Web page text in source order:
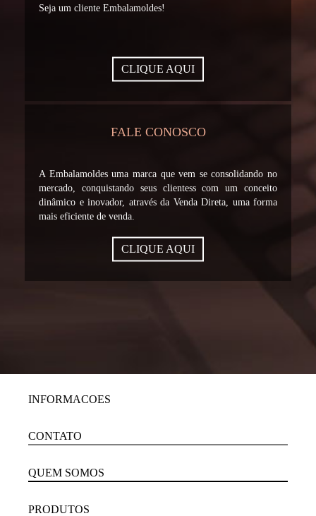
Seja um cliente Embalamoldes!
CLIQUE AQUI
FALE CONOSCO
A Embalamoldes uma marca que vem se consolidando no
mercado, conquistando seus clientess com um conceito
dinâmico e inovador, através da Venda Direta, uma forma
mais eficiente de venda.
CLIQUE AQUI
INFORMACOES
CONTATO
QUEM SOMOS
PRODUTOS